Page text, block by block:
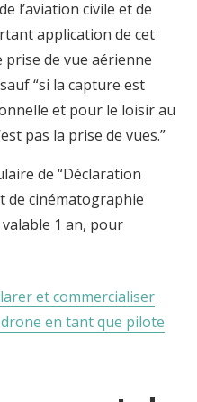
l’aviation civile et de
application de cet
prise de vue aérienne
“si la capture est
et pour le loisir au
pas la prise de vues.”
de “Déclaration
de cinématographie
1 an, pour
et commercialiser
en tant que pilote